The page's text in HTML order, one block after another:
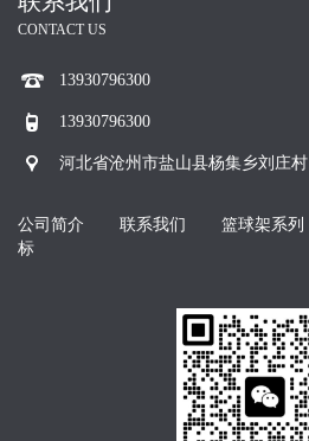
CONTACT US
13930796300
13930796300
河北省沧州市盐山县杨集乡刘庄村
公司简介 联系我们 篮球架系列
标